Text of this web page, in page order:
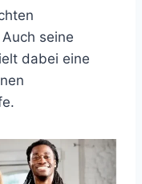
seine
dabei eine